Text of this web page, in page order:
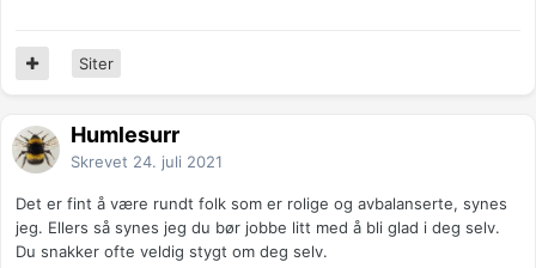
Siter
Humlesurr
Skrevet 24. juli 2021
Det er fint å være rundt folk som er rolige og avbalanserte, synes
jeg. Ellers så synes jeg du bør jobbe litt med å bli glad i deg selv.
Du snakker ofte veldig stygt om deg selv.